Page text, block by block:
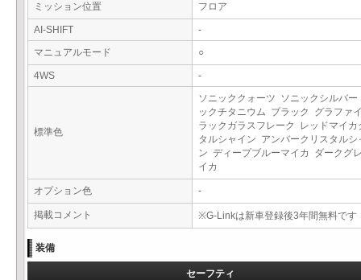
ミッション位置 フロア
AI-SHIFT
-
マニュアルモード
○
4WS -
標準色
ソニッククォーツ ソニックシルバ
ックチタニウム ブラック グラファ
ラックガラスフレーク レッドマイカ
タルシャイン アンバークリスタルシ
ン ディープブルーマイカ ダークグ
イカ
オプション色 -
掲載コメント ※G-Linkは新車登録後3年間無料です
装備
セーフティ